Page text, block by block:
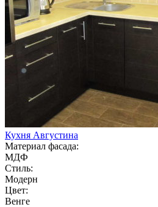
Кухня Августина
Материал фасада:
МДФ
Стиль:
Модерн
Цвет:
Венге